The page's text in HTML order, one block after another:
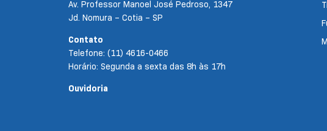
Av. Professor Manoel José Pedroso, 1347
Jd. Nomura – Cotia – SP
Contato
Telefone: (11) 4616-0466
Horário: Segunda a sexta das 8h às 17h
Ouvidoria